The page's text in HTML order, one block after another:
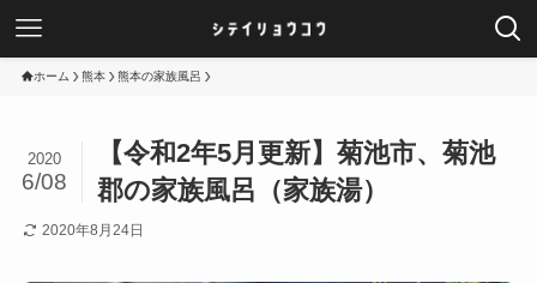
ホーム 熊本 熊本の家族風呂
【令和2年5月更新】菊池市、菊池
郡の家族風呂（家族湯）
2020
6/08
2020年8月24日